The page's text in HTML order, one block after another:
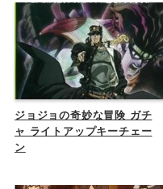
ジョジョの奇妙な冒険 ガチ
ャ ライトアップキーチェー
ン